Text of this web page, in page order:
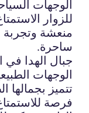
الوجهات
للزوار
منعشة
ساحرة.
جبال الهدا
الوجهات
تتميز بجمالها
فرصة